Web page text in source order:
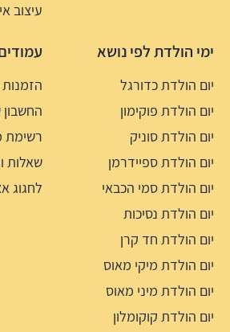
עיצוב
ימי הולדת לפי נושא
יום הולדת כדורגל
יום הולדת פוקימון
יום הולדת סוניק
יום הולדת ספיידרמן
יום הולדת סמי הכבאי
יום הולדת נסיכות
יום הולדת חד קרן
יום הולדת מיקי מאוס
יום הולדת מיני מאוס
יום הולדת קוקומלון
החשבון
רשימת
שאלות
לחגוג